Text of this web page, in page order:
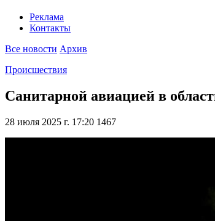
Реклама
Контакты
Все новости Архив
Происшествия
Санитарной авиацией в
28 июля 2025 г. 17:20 1467